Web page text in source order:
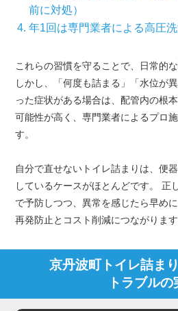
前に対処）
年1回は専門業者による高圧
これらの習慣を守ることで、日常的
しかし、「何度も詰まる」「水位が
った症状がある場合は、配管内の根
可能性が高く、専門業者によるプロ
す。
自分で直せないトイレ詰まりは、便
しているケースがほとんどです。 正
で予防しつつ、異常を感じたら早め
再発防止とコスト削減につながります
京丹波町トイレ詰ま
トラブルの